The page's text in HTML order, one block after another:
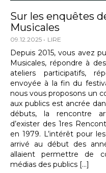
Sur les enquêtes
Musicales
09.12.2025 LIRE
Depuis 2015, vous avez
Musicales, répondre à
ateliers participatifs,
envoyée à la fin du
nous vous proposons un
aux publics est ancrée
débuts, la rencontre
d’exister des 1res
en 1979. L’intérêt pour
arrivé au début des
allaient permettre de
médias des publics […]